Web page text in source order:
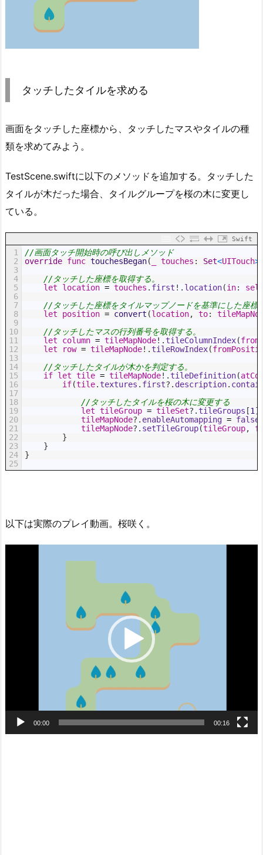
タッチしたタイルを求める
画面をタッチした座標から、タッチしたマスやタイルの種
類を求めてみよう。
TestScene.swiftに以下のメソッドを追加する。タッチした
タイルが木だった場合、タイルグループを桜の木に変更し
ている。
Swift
1
2
3
4
5
6
7
8
9
10
11
12
13
14
15
16
17
18
19
20
21
22
23
24
25
//画面タッチ開始時の呼び出しメソッド
override func touchesBegan( touches : Set<UITouch>
//タッチした座標を取得する。
let
location = touches . first ! . location(in:
//タッチした座標をタイルマップノードを基準にした座標
let
position = convert (location, to:
//タッチしたマスの行列番号を取得する。
let
column = tileMapNode! .tileColumnIndex(
let
row = tileMapNode! . tileRowIndex(
//タッチしたタイルが木かを判定する。
if let tile = tileMapNode! .tileDefinition(
if(tile. textures . first? . description.
//タッチしたタイルを桜の木に変更する
let tileGroup = tileSet? .tileGroups [1 ]
tileMapNode? . enableAutomapping = false
tileMapNode? . setTileGroup(tileGroup,
}
}
}
以下は実際のプレイ動画。桜咲く。
00:00 00:16